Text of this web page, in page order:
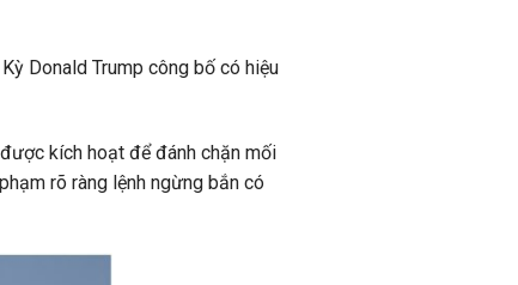
Donald Trump công bố có hiệu
kích hoạt để đánh chặn mối
rõ ràng lệnh ngừng bắn có